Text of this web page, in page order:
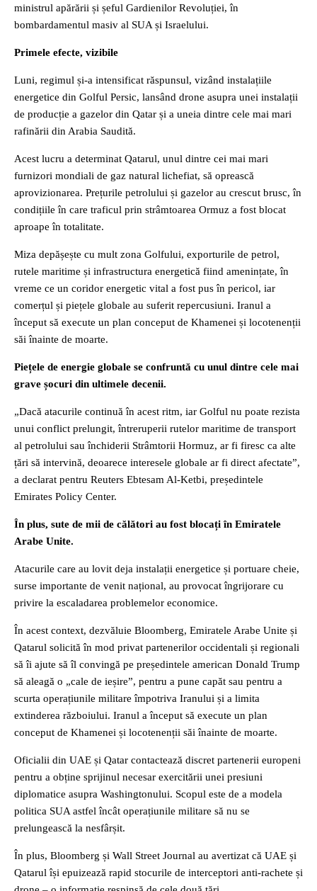
ministrul apărării și șeful Gardienilor Revoluției, în
bombardamentul masiv al SUA și Israelului.
Primele efecte, vizibile
Luni, regimul și-a intensificat răspunsul, vizând instalațiile
energetice din Golful Persic, lansând drone asupra unei instalații
de producție a gazelor din Qatar și a uneia dintre cele mai mari
rafinării din Arabia Saudită.
Acest lucru a determinat Qatarul, unul dintre cei mai mari
furnizori mondiali de gaz natural lichefiat, să oprească
aprovizionarea. Prețurile petrolului și gazelor au crescut brusc, în
condițiile în care traficul prin strâmtoarea Ormuz a fost blocat
aproape în totalitate.
Miza depășește cu mult zona Golfului, exporturile de petrol,
rutele maritime și infrastructura energetică fiind amenințate, în
vreme ce un coridor energetic vital a fost pus în pericol, iar
comerțul și piețele globale au suferit repercusiuni. Iranul a
început să execute un plan conceput de Khamenei și locotenenții
săi înainte de moarte.
Piețele de energie globale se confruntă cu unul dintre cele mai
grave șocuri din ultimele decenii.
„Dacă atacurile continuă în acest ritm, iar Golful nu poate rezista
unui conflict prelungit, întreruperii rutelor maritime de transport
al petrolului sau închiderii Strâmtorii Hormuz, ar fi firesc ca alte
țări să intervină, deoarece interesele globale ar fi direct afectate”,
a declarat pentru Reuters Ebtesam Al-Ketbi, președintele
Emirates Policy Center.
În plus, sute de mii de călători au fost blocați în Emiratele
Arabe Unite.
Atacurile care au lovit deja instalații energetice și portuare cheie,
surse importante de venit național, au provocat îngrijorare cu
privire la escaladarea problemelor economice.
În acest context, dezvăluie Bloomberg, Emiratele Arabe Unite și
Qatarul solicită în mod privat partenerilor occidentali și regionali
să îi ajute să îl convingă pe președintele american Donald Trump
să aleagă o „cale de ieșire”, pentru a pune capăt sau pentru a
scurta operațiunile militare împotriva Iranului și a limita
extinderea războiului. Iranul a început să execute un plan
conceput de Khamenei și locotenenții săi înainte de moarte.
Oficialii din UAE și Qatar contactează discret partenerii europeni
pentru a obține sprijinul necesar exercitării unei presiuni
diplomatice asupra Washingtonului. Scopul este de a modela
politica SUA astfel încât operațiunile militare să nu se
prelungească la nesfârșit.
În plus, Bloomberg și Wall Street Journal au avertizat că UAE și
Qatarul își epuizează rapid stocurile de interceptori anti-rachete și